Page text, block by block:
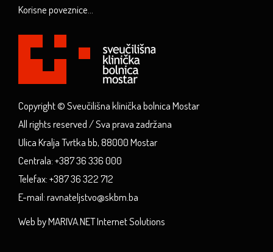
Korisne poveznice...
Copyright © Sveučilišna klinička bolnica Mostar
All rights reserved / Sva prava zadržana
Ulica Kralja Tvrtka bb, 88000 Mostar
Centrala: +387 36 336 000
Telefax: +387 36 322 712
E-mail: ravnateljstvo@skbm.ba
Web by MARIVA.NET Internet Solutions